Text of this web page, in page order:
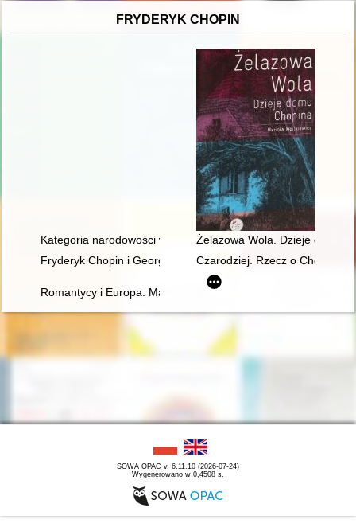
FRYDERYK CHOPIN
Kategoria narodowości w recepcji twórczości Fryderyka
Żelazowa Wola. Dzieje domu
Fryderyk Chopin i George Sand w oczach polskich biografów i
Czarodziej. Rzecz o Chopinie
Romantycy i Europa. Marzenia, doświadczenia, propozycje
SOWA OPAC v. 6.11.10 (2026-07-24)
Wygenerowano w 0,4508 s.